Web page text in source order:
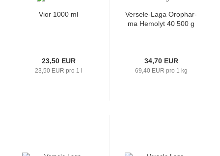
Vior 1000 ml
23,50 EUR
23,50 EUR pro 1 l
Versele-​​Laga Oro­phar­
ma Hemo­lyt 40 500 g
34,70 EUR
69,40 EUR pro 1 kg